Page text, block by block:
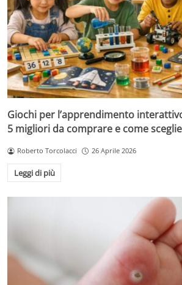
Giochi per l’apprendimento
5 migliori da comprare e come
Roberto Torcolacci 26 Aprile 2026
Leggi di più